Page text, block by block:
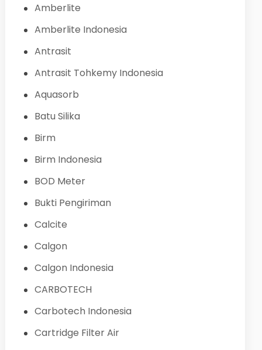
Amberlite
Amberlite Indonesia
Antrasit
Antrasit Tohkemy Indonesia
Aquasorb
Batu Silika
Birm
Birm Indonesia
BOD Meter
Bukti Pengiriman
Calcite
Calgon
Calgon Indonesia
CARBOTECH
Carbotech Indonesia
Cartridge Filter Air